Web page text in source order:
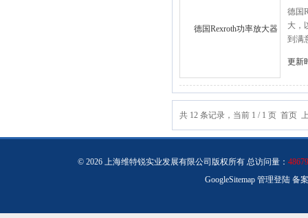
德国
大，
到满
更新
共 12 条记录，当前 1 / 1 页 首页
© 2026 上海维特锐实业发展有限公司版权所有 总访问量：
GoogleSitemap 管理登陆 备